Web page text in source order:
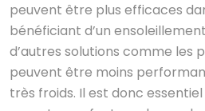
peuvent être plus efficaces
bénéficiant d’un
d’autres solutions comme les
peuvent être moins
très froids. Il est donc